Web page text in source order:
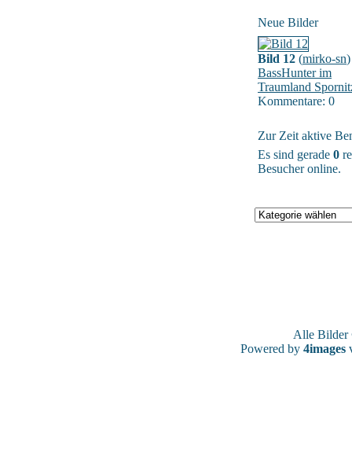
Neue Bilder
Bild 12 (mirko-sn)
BassHunter im
Traumland
Kommentare: 0
Zur Zeit aktive
Es sind gerade 0
Besucher online.
Alle
Powered by 4images